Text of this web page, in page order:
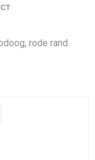
rode rand.